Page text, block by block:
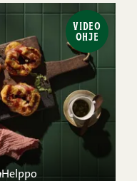
VIDEO
OHJE
Helppo